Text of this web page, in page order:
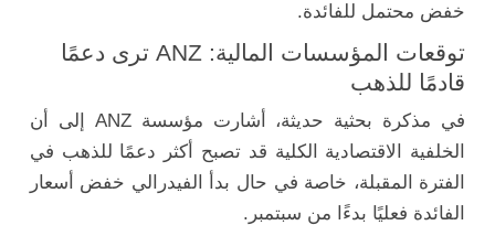
خفض محتمل للفائدة.
توقعات المؤسسات المالية: ANZ ترى دعمًا
قادمًا للذهب
في مذكرة بحثية حديثة، أشارت مؤسسة ANZ إلى أن
الخلفية الاقتصادية الكلية قد تصبح أكثر دعمًا للذهب في
الفترة المقبلة، خاصة في حال بدأ الفيدرالي خفض أسعار
الفائدة فعليًا بدءًا من سبتمبر.